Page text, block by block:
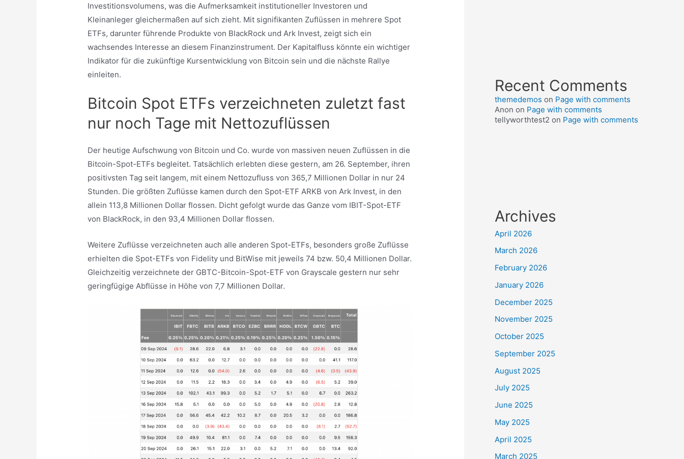
Investitionsvolumens, was die Aufmerksamkeit institutioneller Investoren und
Kleinanleger gleichermaßen auf sich zieht. Mit signifikanten Zuflüssen in mehrere Spot
ETFs, darunter führende Produkte von BlackRock und Ark Invest, zeigt sich ein
wachsendes Interesse an diesem Finanzinstrument. Der Kapitalfluss könnte ein wichtiger
Indikator für die zukünftige Kursentwicklung von Bitcoin sein und die nächste Rallye
einleiten.
Bitcoin Spot ETFs verzeichneten zuletzt fast
nur noch Tage mit Nettozuflüssen
Der heutige Aufschwung von Bitcoin und Co. wurde von massiven neuen Zuflüssen in die
Bitcoin-Spot-ETFs begleitet. Tatsächlich erlebten diese gestern, am 26. September, ihren
positivsten Tag seit langem, mit einem Nettozufluss von 365,7 Millionen Dollar in nur 24
Stunden. Die größten Zuflüsse kamen durch den Spot-ETF ARKB von Ark Invest, in den
allein 113,8 Millionen Dollar flossen. Dicht gefolgt wurde das Ganze vom IBIT-Spot-ETF
von BlackRock, in den 93,4 Millionen Dollar flossen.
Weitere Zuflüsse verzeichneten auch alle anderen Spot-ETFs, besonders große Zuflüsse
erhielten die Spot-ETFs von Fidelity und BitWise mit jeweils 74 bzw. 50,4 Millionen Dollar.
Gleichzeitig verzeichnete der GBTC-Bitcoin-Spot-ETF von Grayscale gestern nur sehr
geringfügige Abflüsse in Höhe von 7,7 Millionen Dollar.
Recent Comments
themedemos on Page with comments
Anon on Page with comments
tellyworthtest2 on Page with comments
Archives
April 2026
March 2026
February 2026
January 2026
December 2025
November 2025
October 2025
September 2025
August 2025
July 2025
June 2025
May 2025
April 2025
March 2025